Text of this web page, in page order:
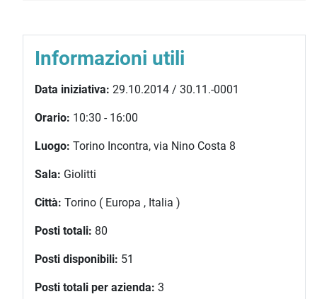
Informazioni utili
Data iniziativa: 29.10.2014 / 30.11.-0001
Orario: 10:30 - 16:00
Luogo: Torino Incontra, via Nino Costa 8
Sala: Giolitti
Città: Torino ( Europa , Italia )
Posti totali: 80
Posti disponibili: 51
Posti totali per azienda: 3